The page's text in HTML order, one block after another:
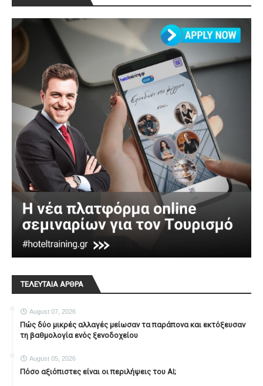
ΤΕΛΕΥΤΑΙΑ ΑΡΘΡΑ
August 07, 2026
Πώς δύο μικρές αλλαγές μείωσαν τα παράπονα και εκτόξευσαν
τη βαθμολογία ενός ξενοδοχείου
August 05, 2026
Πόσο αξιόπιστες είναι οι περιλήψεις του ΑΙ;